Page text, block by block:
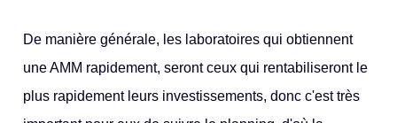
De manière générale, les laboratoires qui obtiennent
une AMM rapidement, seront ceux qui rentabiliseront le
plus rapidement leurs investissements, donc c'est très